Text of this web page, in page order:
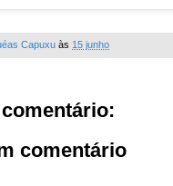
Capuxu às 15 junho
comentário